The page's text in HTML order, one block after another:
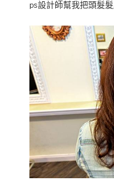
ps設計師幫我把頭髮